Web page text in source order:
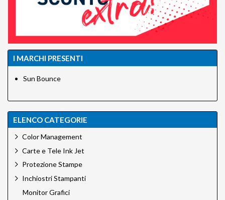
I MARCHI PRESENTI
Sun Bounce
ELENCO CATEGORIE
Color Management
Carte e Tele Ink Jet
Protezione Stampe
Inchiostri Stampanti
Monitor Grafici